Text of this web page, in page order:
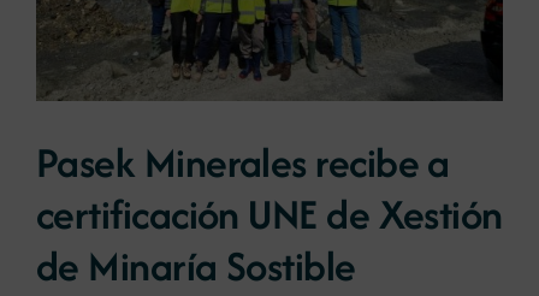
Pasek Minerales recibe a
certificación UNE de Xestión
de Minaría Sostible